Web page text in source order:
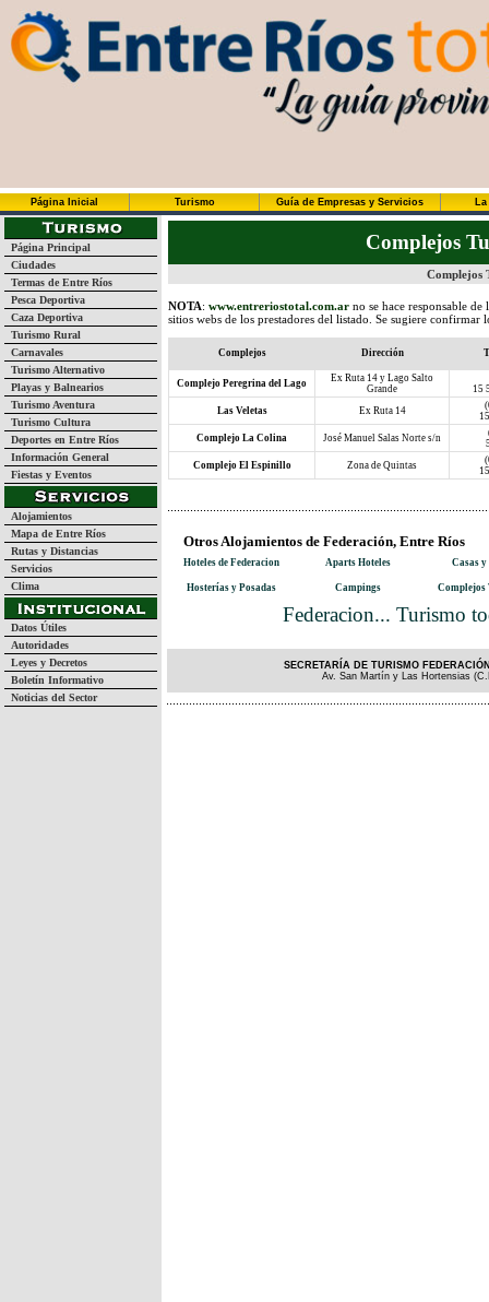
Página Inicial Turismo Guía de Empresas y Servicios
Página Principal
Ciudades
Termas de Entre Ríos
Pesca Deportiva
Caza Deportiva
Turismo Rural
Carnavales
Turismo Alternativo
Playas y Balnearios
Turismo Aventura
Turismo Cultura
Deportes en Entre Ríos
Información General
Fiestas y Eventos
Alojamientos
Mapa de Entre Ríos
Rutas y Distancias
Servicios
Clima
Datos Útiles
Autoridades
Leyes y Decretos
Boletín Informativo
Noticias del Sector
Complejos
Complejos
NOTA: www.entreriostotal.com.ar no se hace responsable
sitios webs de los prestadores del listado. Se sugiere confirmar
Complejos Dirección
Complejo Peregrina del Lago
Ex Ruta 14 y Lago Salto
Grande
15
Las Veletas
Ex Ruta 14
Complejo La Colina
José Manuel Salas Norte s/n
Complejo El Espinillo
Zona de Quintas
Otros Alojamientos de Federación, Entre Ríos
Hoteles de Federacion Aparts Hoteles Casas y
Hosterías y Posadas Campings Complejos
Federacion... Turismo
SECRETARÍA DE TURISMO
Av. San Martín y Las Hortensias